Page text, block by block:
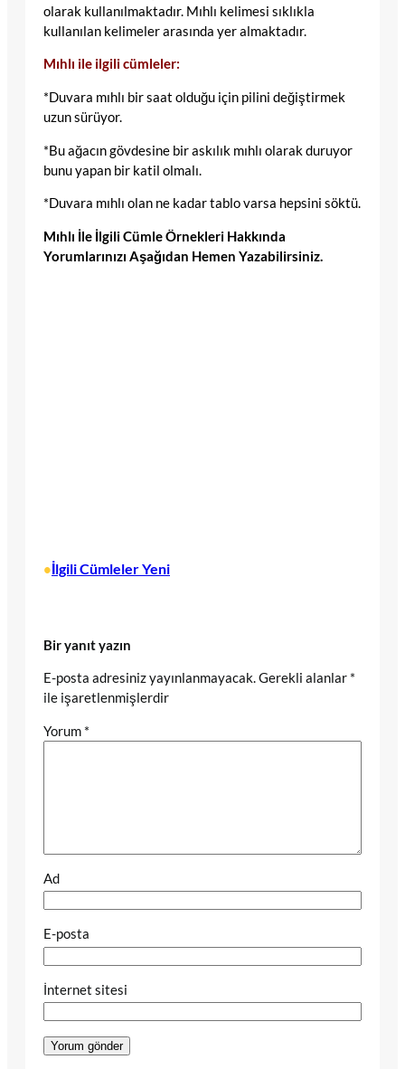
olarak kullanılmaktadır. Mıhlı kelimesi sıklıkla
kullanılan kelimeler arasında yer almaktadır.
Mıhlı ile ilgili cümleler:
*Duvara mıhlı bir saat olduğu için pilini değiştirmek
uzun sürüyor.
*Bu ağacın gövdesine bir askılık mıhlı olarak duruyor
bunu yapan bir katil olmalı.
*Duvara mıhlı olan ne kadar tablo varsa hepsini söktü.
Mıhlı İle İlgili Cümle Örnekleri Hakkında
Yorumlarınızı Aşağıdan Hemen Yazabilirsiniz.
•İlgili Cümleler Yeni
Bir yanıt yazın
E-posta adresiniz yayınlanmayacak.Gerekli alanlar *
ile işaretlenmişlerdir
Yorum *
Ad
E-posta
İnternet sitesi